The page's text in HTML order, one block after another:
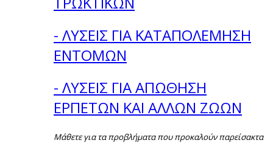
- ΛΥΣΕΙΣ ΓΙΑ ΚΑΤΑΠΟΛΕΜΗΣΗ
ΕΝΤΟΜΩΝ
- ΛΥΣΕΙΣ ΓΙΑ ΑΠΩΘΗΣΗ
ΕΡΠΕΤΩΝ ΚΑΙ ΑΛΛΩΝ ΖΩΩΝ
Μάθετε για τα προβλήματα που προκαλούν παρείσακτα